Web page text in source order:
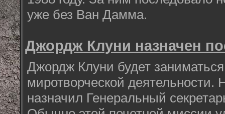
уже без Ван Дамма.
Джордж Клуни назначен
Джордж Клуни будет
миротворческой деятельности.
назначил Генеральный